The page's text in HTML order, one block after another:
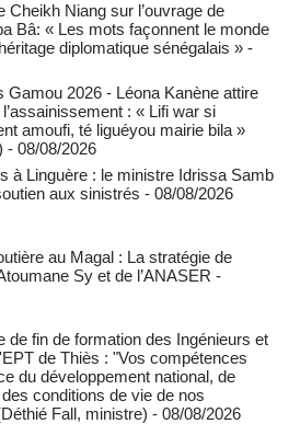
Cheikh Niang sur l’ouvrage de
Bâ: « Les mots façonnent le monde
diplomatique sénégalais » -
Gamou 2026 - Léona Kanène attire
l’assainissement : « Lifi war si
amoufi, té liguéyou mairie bila »
- 08/08/2026
à Linguère : le ministre Idrissa Samb
aux sinistrés - 08/08/2026
au Magal : La stratégie de
Sy et de l’ANASER -
de fin de formation des Ingénieurs et
de Thiès : "Vos compétences
du développement national, de
conditions de vie de nos
Fall, ministre) - 08/08/2026